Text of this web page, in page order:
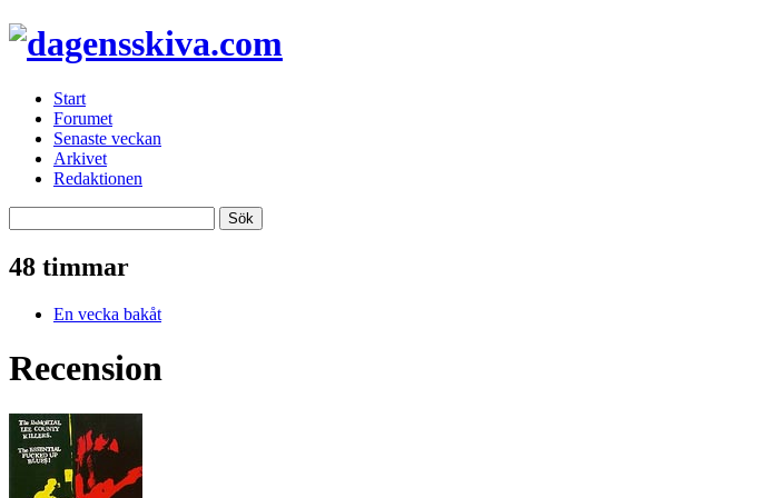
Start
Forumet
Senaste veckan
Arkivet
Redaktionen
48 timmar
En vecka bakåt
Recension